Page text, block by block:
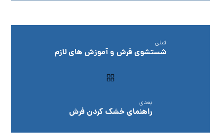
قبلی
شستشوی فرش و آموزش های لازم
بعدی
راهنمای خشک کردن فرش